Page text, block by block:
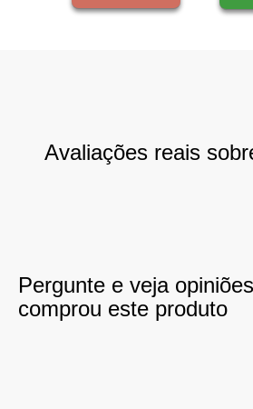
Avaliações reais
Pergunte e veja
comprou este produto